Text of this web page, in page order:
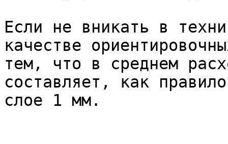
Если не вникать в
качестве
тем, что в среднем
составляет, как
слое 1 мм.